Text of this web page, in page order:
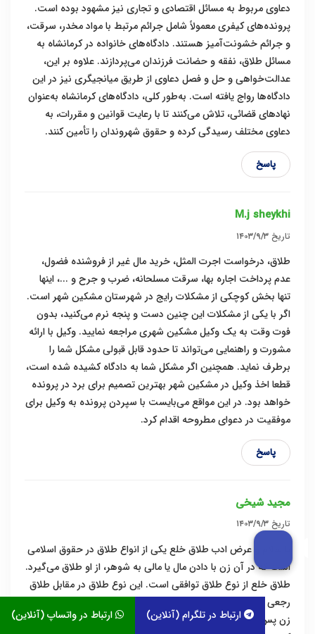
دعاوی مربوط به مسائل اقتصادی و تجاری نیز مشهود بوده است.
پرونده‌های کیفری معمولاً شامل جرائم مرتبط با مواد مخدر، سرقت،
و جرائم خشونت‌آمیز هستند. دادگاه‌های خانواده در کرمانشاه به
مسائل طلاق، نفقه و حضانت فرزندان می‌پردازند. علاوه بر این،
عدالت‌خواهی و حل و فصل دعاوی از طریق میانجیگری نیز در این
دادگاه‌ها رواج یافته است. به‌طور کلی، دادگاه‌های کرمانشاه به‌عنوان
نهادهای قضائی، تلاش می‌کنند تا با رعایت قوانین و مقررات، به
دعاوی مختلف رسیدگی کرده و حقوق شهروندان را تأمین کنند.
پاسخ
M.j sheykhi
تاریخ ۱۴۰۳/۹/۳
طلاق، درخواست اجرت المثل، خرید مال غیر از فروشنده فضول،
عدم پرداخت اجاره بها، سرقت مسلحانه، ضرب و جرح و ...، اینها
تنها بخش کوچکی از مشکلات رایج در شهرستان مشکین شهر است.
اگر با یکی از مشکلات این چنین دست و پنجه نرم می‌کنید، بدون
فوت وقت به یک وکیل مشکین شهری مراجعه نمایید. وکیل با ارائه
مشورت و راهنمایی می‌تواند تا حدود قابل قبولی مشکل شما را
برطرف نماید. همچنین اگر مشکل شما به دادگاه کشیده شده است،
قطعا اخذ وکیل در مشکین شهر بهترین تصمیم برای برد در پرونده
خواهد بود. در این مواقع می‌بایست با سپردن پرونده به وکیل برای
موفقیت در دعوای مطروحه اقدام کرد.
پاسخ
مجید شیخی
تاریخ ۱۴۰۳/۹/۳
با سلام و عرض ادب طلاق خلع یکی از انواع طلاق در حقوق اسلامی
است که در آن زن با دادن مال یا مالی به شوهر، از او طلاق می‌گیرد.
طلاق خلع از نوع طلاق توافقی است. این نوع طلاق در مقابل طلاق
رجعی قرار می‌گیرد که در آن مرد می‌تواند در زمان عده (مدتی که
زن پس از طلاق باید منتظر بماند تا دوباره ازدواج کند) به زن رجوع
ارتباط در واتساپ (آنلاین) ارتباط در تلگرام (آنلاین)